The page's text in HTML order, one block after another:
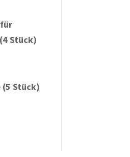
Stück)
Stück)